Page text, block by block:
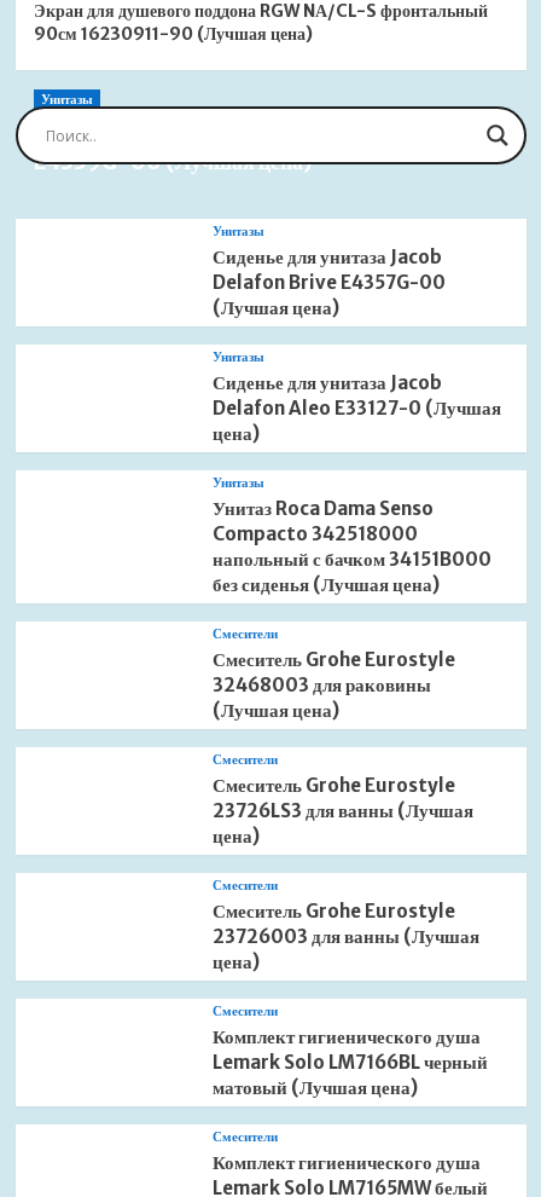
Экран для душевого поддона RGW NА/CL-S фронтальный
90см 16230911-90 (Лучшая цена)
Унитазы
Сиденье для унитаза Jacob Delafon Brive
E4359G-00 (Лучшая цена)
Унитазы
Сиденье для унитаза Jacob
Delafon Brive E4357G-00
(Лучшая цена)
Унитазы
Сиденье для унитаза Jacob
Delafon Aleo E33127-0 (Лучшая
цена)
Унитазы
Унитаз Roca Dama Senso
Compacto 342518000
напольный с бачком 34151B000
без сиденья (Лучшая цена)
Смесители
Смеситель Grohe Eurostyle
32468003 для раковины
(Лучшая цена)
Смесители
Смеситель Grohe Eurostyle
23726LS3 для ванны (Лучшая
цена)
Смесители
Смеситель Grohe Eurostyle
23726003 для ванны (Лучшая
цена)
Смесители
Комплект гигиенического душа
Lemark Solo LM7166BL черный
матовый (Лучшая цена)
Смесители
Комплект гигиенического душа
Lemark Solo LM7165MW белый